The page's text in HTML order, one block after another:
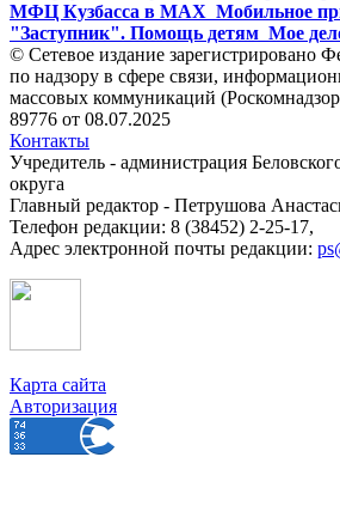
МФЦ Кузбасса в MAX Мобильное
"Заступник". Помощь детям Мое
© Сетевое издание зарегистрировано
по надзору в сфере связи,
массовых коммуникаций
89776 от 08.07.2025
Контакты
Учредитель - администрация
округа
Главный редактор - Петрушова
Телефон редакции: 8 (38452) 2-25-17,
Адрес электронной почты редакции:
Карта сайта
Авторизация